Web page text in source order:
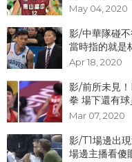
May 04, 2020
影/中華隊碰
當時指的就是
Apr 18, 2020
影/前所未見
拳 場下還有
Mar 07, 2020
影/T1場邊出
場邊主播看傻